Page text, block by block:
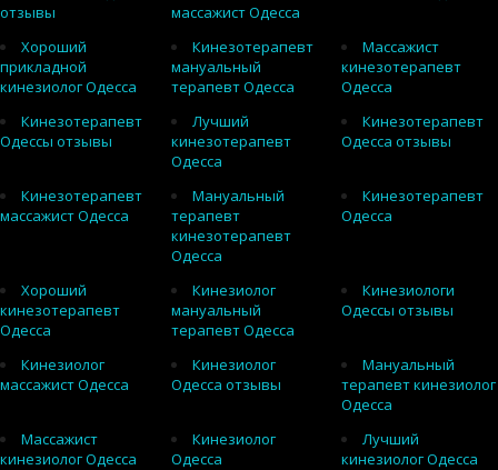
отзывы
массажист Одесса
Хороший
прикладной
кинезиолог Одесса
Кинезотерапевт
мануальный
терапевт Одесса
Массажист
кинезотерапевт
Одесса
Кинезотерапевт
Одессы отзывы
Лучший
кинезотерапевт
Одесса
Кинезотерапевт
Одесса отзывы
Кинезотерапевт
массажист Одесса
Мануальный
терапевт
кинезотерапевт
Одесса
Кинезотерапевт
Одесса
Хороший
кинезотерапевт
Одесса
Кинезиолог
мануальный
терапевт Одесса
Кинезиологи
Одессы отзывы
Кинезиолог
массажист Одесса
Кинезиолог
Одесса отзывы
Мануальный
терапевт кинезиолог
Одесса
Массажист
кинезиолог Одесса
Кинезиолог
Одесса
Лучший
кинезиолог Одесса